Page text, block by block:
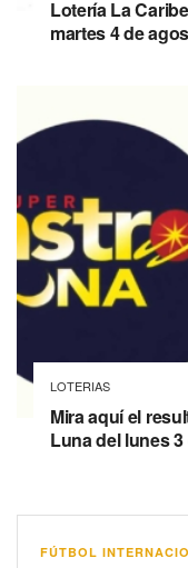
Lotería La
martes 4 de
LOTERIAS
Mira aquí el
Luna del lunes
FÚTBOL